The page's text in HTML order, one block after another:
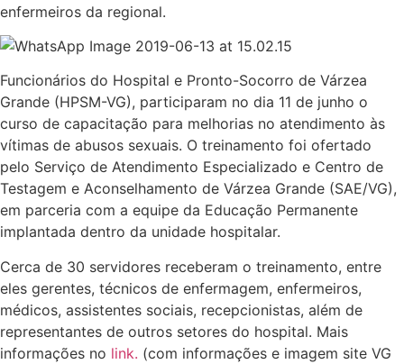
enfermeiros da regional.
Funcionários do Hospital e Pronto-Socorro de Várzea
Grande (HPSM-VG), participaram no dia 11 de junho o
curso de capacitação para melhorias no atendimento às
vítimas de abusos sexuais. O treinamento foi ofertado
pelo Serviço de Atendimento Especializado e Centro de
Testagem e Aconselhamento de Várzea Grande (SAE/VG),
em parceria com a equipe da Educação Permanente
implantada dentro da unidade hospitalar.
Cerca de 30 servidores receberam o treinamento, entre
eles gerentes, técnicos de enfermagem, enfermeiros,
médicos, assistentes sociais, recepcionistas, além de
representantes de outros setores do hospital. Mais
informações no link. (com informações e imagem site VG